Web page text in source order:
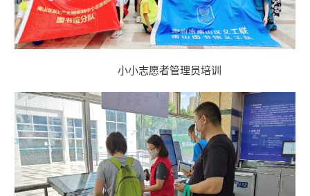
小小志愿者管理员培训